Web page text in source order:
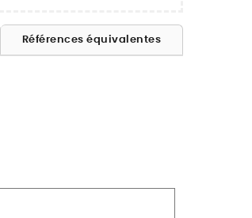
Références équivalentes